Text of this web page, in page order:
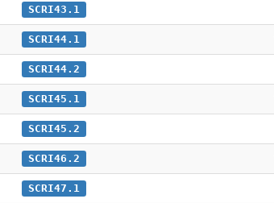
SCRI43.1
SCRI44.1
SCRI44.2
SCRI45.1
SCRI45.2
SCRI46.2
SCRI47.1